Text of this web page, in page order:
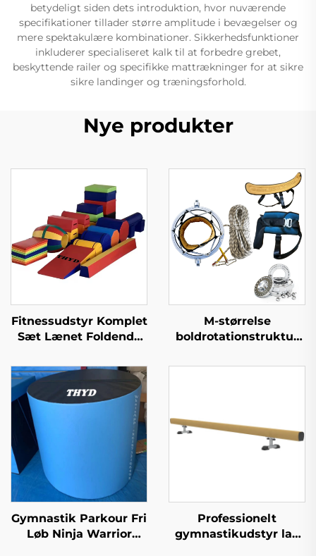
betydeligt siden dets introduktion, hvor nuværende
specifikationer tillader større amplitude i bevægelser og
mere spektakulære kombinationer. Sikkerhedsfunktioner
inkluderer specialiseret kalk til at forbedre grebet,
beskyttende railer og specifikke mattrækninger for at sikre
sikre landinger og træningsforhold.
Nye produkter
Fitnessudstyr Komplet
Sæt Lænet Foldende
Mat for Børn
M-størrelse
boldrotationstruktur
bæltstil gymnastik扭曲
Gymnastik Parkour Fri
Løb Ninja Warrior
Professionelt
gymnastikudstyr lav